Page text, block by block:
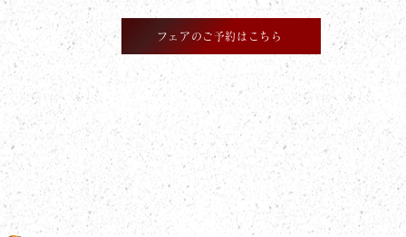
フェアのご予約はこちら
​information